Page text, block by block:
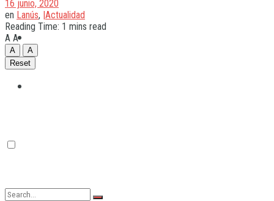
16 junio, 2020
en Lanús, |Actualidad
Reading Time: 1 mins read
A A
A
A
Reset